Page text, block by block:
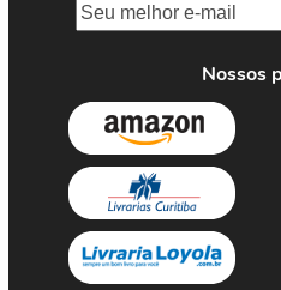
Nossos